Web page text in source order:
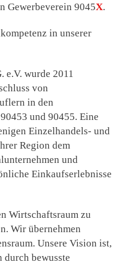
Gewerbeverein 9045X.
in unserer
e.V. wurde 2011
von
in den
und 90455. Eine
Einzelhandels- und
Region dem
und
Einkaufserlebnisse
Wirtschaftsraum zu
Wir übernehmen
Unsere Vision ist,
durch bewusste